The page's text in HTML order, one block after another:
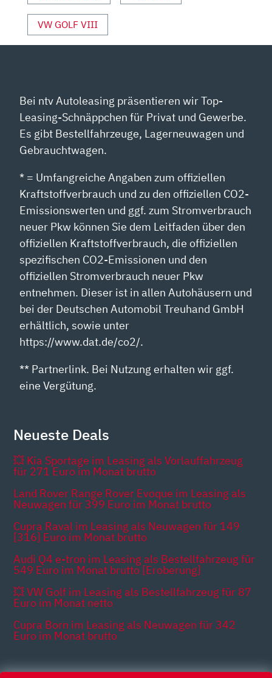
VW GOLF VIII
Bei ntv Autoleasing präsentieren wir Top-
Leasing-Schnäppchen für Privat und Gewerbe.
Es gibt Bestellfahrzeuge, Lagerneuwagen und
Gebrauchtwagen.
* = Umfangreiche Angaben zum offiziellen
Kraftstoffverbrauch und zu den offiziellen CO2-
Emissionswerten und ggf. zum Stromverbrauch
neuer Pkw können Sie dem Leitfaden über den
offiziellen Kraftstoffverbrauch, die offiziellen
spezifischen CO2-Emissionen und den
offiziellen Stromverbrauch neuer Pkw
entnehmen. Dieser ist in allen Autohäusern und
bei der Deutschen Automobil Treuhand GmbH
erhältlich, sowie unter
https://www.dat.de/co2/.
** Partnerlink. Bei Nutzung erhalten wir ggf.
eine Vergütung.
Neueste Deals
💥 Kia Sportage im Leasing als Vorlauffahrzeug
für 271 Euro im Monat brutto
Land Rover Range Rover Evoque im Leasing als
Neuwagen für 399 Euro im Monat brutto
Cupra Raval im Leasing als Neuwagen für 149
[316] Euro im Monat brutto
Audi Q4 e-tron im Leasing als Bestellfahrzeug für
549 Euro im Monat brutto [Eroberung]
💥 VW Golf im Leasing als Bestellfahrzeug für 87
Euro im Monat netto
Cupra Born im Leasing als Neuwagen für 342
Euro im Monat brutto